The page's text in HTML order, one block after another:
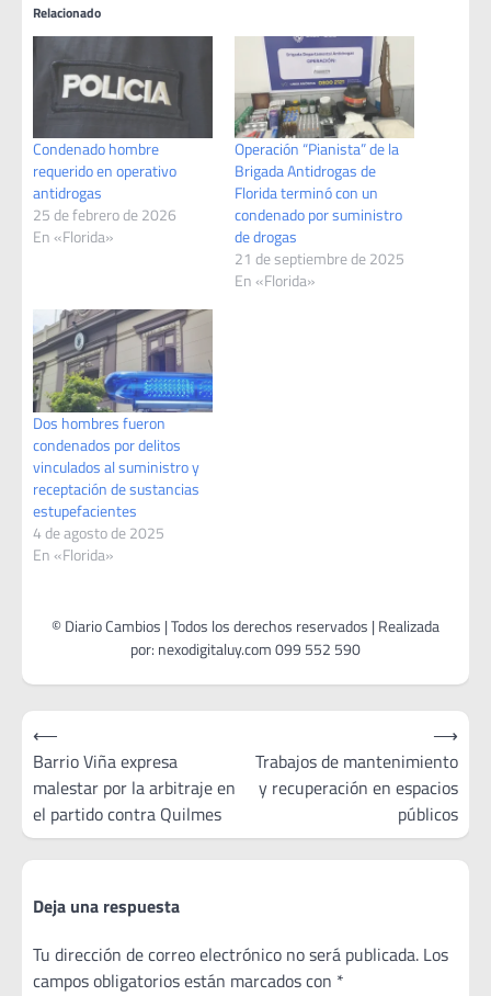
Relacionado
Condenado hombre
requerido en operativo
antidrogas
25 de febrero de 2026
En «Florida»
Operación “Pianista” de la
Brigada Antidrogas de
Florida terminó con un
condenado por suministro
de drogas
21 de septiembre de 2025
En «Florida»
Dos hombres fueron
condenados por delitos
vinculados al suministro y
receptación de sustancias
estupefacientes
4 de agosto de 2025
En «Florida»
Navegación
de
entradas
⟵
Barrio Viña expresa
malestar por la arbitraje en
el partido contra Quilmes
Trabajos de mantenimiento
y recuperación en espacios
públicos
⟶
Deja una respuesta
Tu dirección de correo electrónico no será publicada. Los
campos obligatorios están marcados con *